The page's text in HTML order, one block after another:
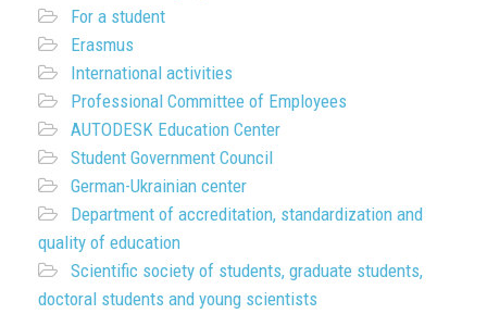
For a student
Erasmus
International activities
Professional Committee of Employees
AUTODESK Education Center
Student Government Council
German-Ukrainian center
Department of accreditation, standardization and
quality of education
Scientific society of students, graduate students,
doctoral students and young scientists